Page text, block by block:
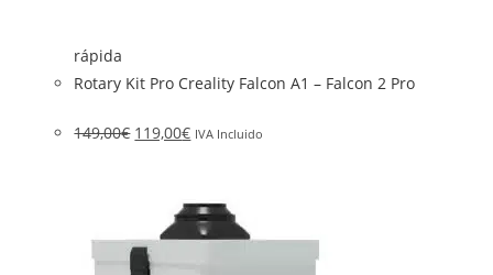
rápida
Rotary Kit Pro Creality Falcon A1 – Falcon 2 Pro
149,00€ 119,00€ IVA Incluido